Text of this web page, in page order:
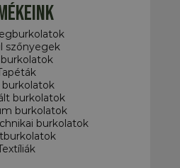
szőnyegek
burkolatok
burkolatok
burkolatok
burkolatok
burkolatok